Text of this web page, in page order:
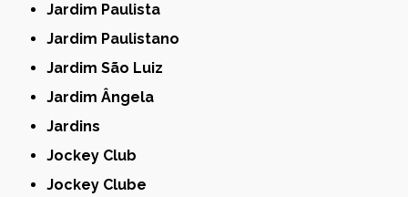
Jardim Paulista
Jardim Paulistano
Jardim São Luiz
Jardim Ângela
Jardins
Jockey Club
Jockey Clube